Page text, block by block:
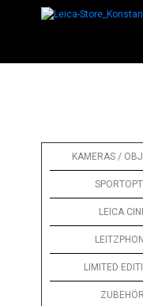
KAMERAS /
LEICA
LIMITED
ZUBEHÖR